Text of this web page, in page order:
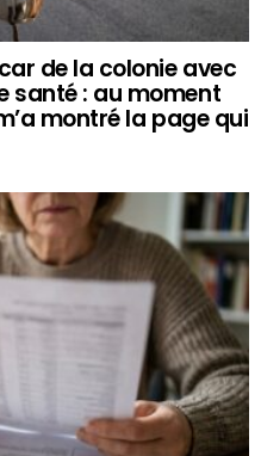
de la colonie avec
santé : au moment
montré la page qui